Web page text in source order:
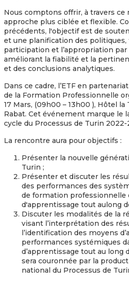
Nous comptons offrir, à travers ce
approche plus ciblée et flexible.
précédents, l'objectif est de
et une planification des
participation et l’appropriation
améliorant la fiabilité et la
et des conclusions analytiques.
Dans ce cadre, l’ETF en
de la Formation Professionnelle
17 Mars, (09h00 – 13h00 ), Hôtel la
Rabat. Cet événement marque le
cycle du Processus de Turin 2022-
La rencontre aura pour objectifs :
Présenter la nouvelle
Turin ;
Présenter et discuter les
des performances des
de formation professionnelle
d'apprentissage tout aulong
Discuter les modalités de la
visant l’interprétation des
l’identification des moyens
performances systémiques
d’apprentissage tout au long
sera couronnée par la
national du Processus de